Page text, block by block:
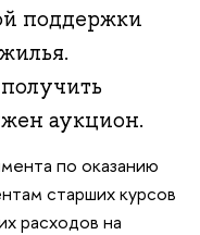
поддержки
аукцион.
по оказанию
старших курсов
расходов на